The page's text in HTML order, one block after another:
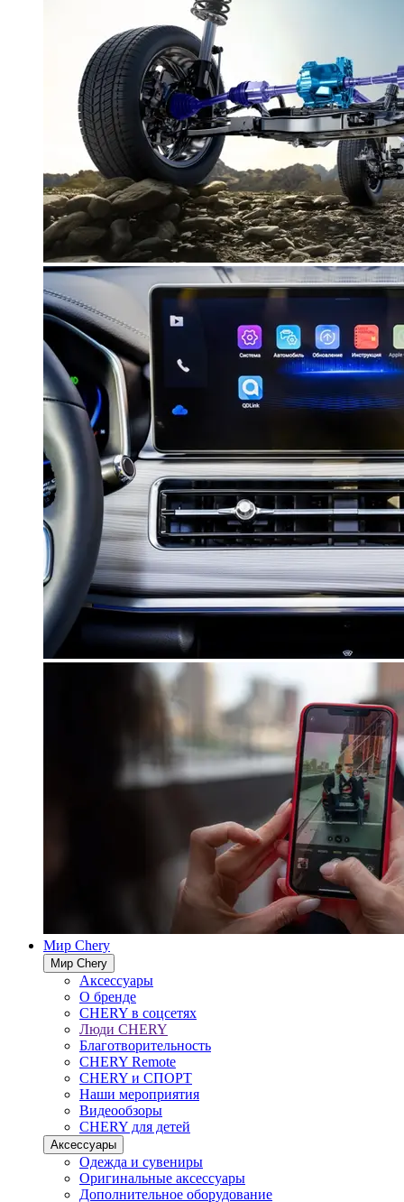
Мир Chery
Мир Chery
Аксессуары
О бренде
CHERY в соцсетях
Люди CHERY
Благотворительность
CHERY Remote
CHERY и СПОРТ
Наши мероприятия
Видеообзоры
CHERY для детей
Аксессуары
Одежда и сувениры
Оригинальные аксессуары
Дополнительное оборудование